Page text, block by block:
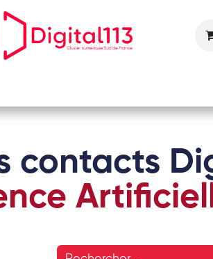
contacts